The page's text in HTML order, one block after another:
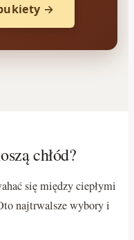
→
chłód?
się między ciepłymi
najtrwalsze wybory i